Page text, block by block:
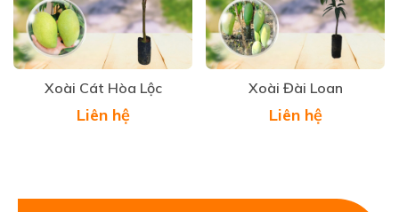
Xoài Cát Hòa Lộc
Liên hệ
Xoài Đài Loan
Liên hệ